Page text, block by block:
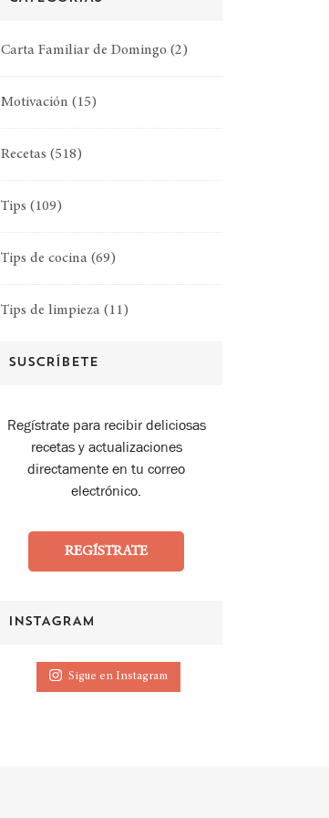
Carta Familiar de Domingo (2)
Motivación (15)
Recetas (518)
Tips (109)
Tips de cocina (69)
Tips de limpieza (11)
SUSCRÍBETE
Regístrate para recibir deliciosas
recetas y actualizaciones
directamente en tu correo
electrónico.
REGÍSTRATE
INSTAGRAM
Sigue en Instagram